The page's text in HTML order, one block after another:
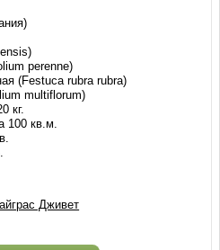
perenne)
(Festuca rubra rubra)
multiflorum)
кг.
100 кв.м.
Дживет